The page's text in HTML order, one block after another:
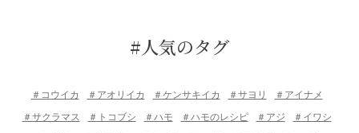
#人気のタグ
＃コウイカ ＃アオリイカ ＃ケンサキイカ ＃サヨリ
＃アイナメ
＃サクラマス
＃トコブシ ＃ハモ ＃ハモのレシピ ＃アジ
＃イワシ